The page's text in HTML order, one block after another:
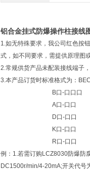
铝合金挂式防爆操作柱接线
1.如无特殊要求，我公司红色按
式，如不同要求，需提供原理图
2.常规供货产品未配装接线端子
3.本产品订货时标准格式为：
B口-口口口
A口-口口
D口-口口
K口-口口
R口-口口
例：1.若需订购LCZ8030防爆防
DC1500r/min/4-20mA;开关代号